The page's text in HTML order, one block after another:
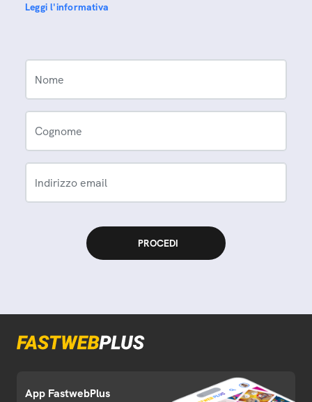
Leggi l'informativa
Nome
Cognome
Indirizzo email
App FastwebPlus